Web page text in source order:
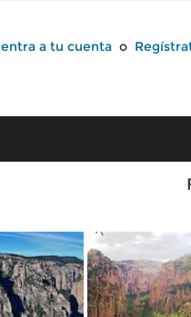
entra a tu cuenta o